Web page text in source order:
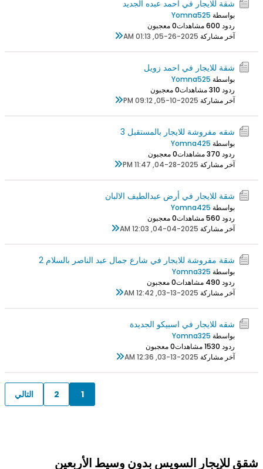
شقة للايجار في احمد عبده الجديد
بواسطة Yomna525
ردود 0
60 مشاهدات
0 معجبون
آخر مشاركة 05-26-2025, 01:13 AM
شقة للايجار في احمد زويل
بواسطة Yomna525
ردود 0
31 مشاهدات
0 معجبون
آخر مشاركة 05-10-2025, 09:12 PM
شقه مفروشة للايجار بالمستقبل 3
بواسطة Yomna425
ردود 0
37 مشاهدات
0 معجبون
آخر مشاركة 04-28-2025, 11:47 PM
شقة للايجار في أرض عبدالطيف الالبان
بواسطة Yomna425
ردود 0
56 مشاهدات
0 معجبون
آخر مشاركة 04-04-2025, 12:03 AM
شقة مفروشة للايجار في شارع جمال عبد الناصر بالسلام 2
بواسطة Yomna325
ردود 0
49 مشاهدات
0 معجبون
آخر مشاركة 03-13-2025, 12:42 AM
شقه للايجار في اسبيكو الجديدة
بواسطة Yomna325
ردود 0
153 مشاهدات
0 معجبون
آخر مشاركة 03-13-2025, 12:36 AM
1
2 التالي
شقق للإيجار السويس بدون وسيط الأربعين